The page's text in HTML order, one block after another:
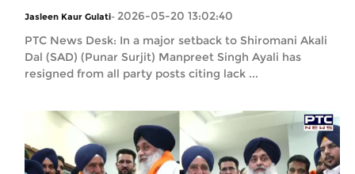
Jasleen Kaur Gulati- 2026-05-20 13:02:40
PTC News Desk: In a major setback to Shiromani Akali
Dal (SAD) (Punar Surjit) Manpreet Singh Ayali has
resigned from all party posts citing lack ...